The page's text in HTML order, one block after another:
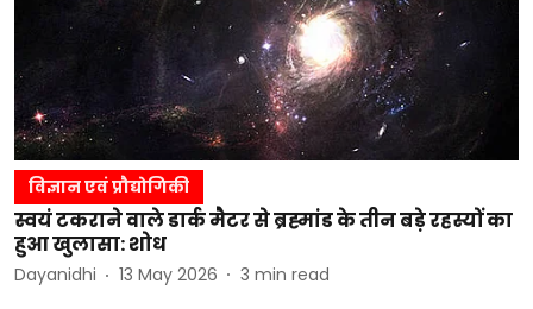
विज्ञान एवं प्रौद्योगिकी
स्वयं टकराने वाले डार्क मैटर से ब्रह्मांड के तीन बड़े रहस्यों का
हुआ खुलासा: शोध
Dayanidhi 13 May 2026 3 min read